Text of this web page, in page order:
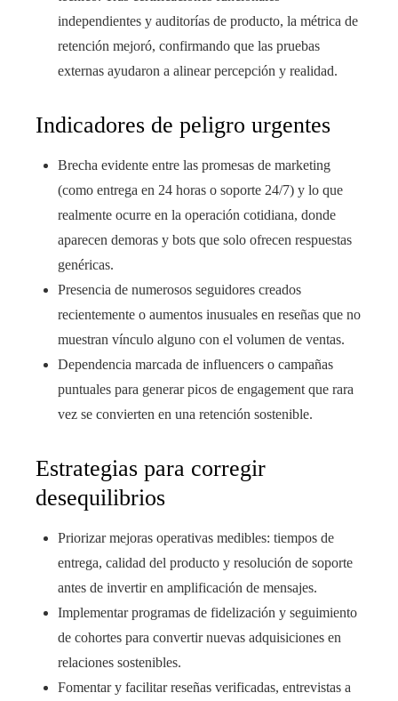
independientes y auditorías de producto, la métrica de
retención mejoró, confirmando que las pruebas
externas ayudaron a alinear percepción y realidad.
Indicadores de peligro urgentes
Brecha evidente entre las promesas de marketing
(como entrega en 24 horas o soporte 24/7) y lo que
realmente ocurre en la operación cotidiana, donde
aparecen demoras y bots que solo ofrecen respuestas
genéricas.
Presencia de numerosos seguidores creados
recientemente o aumentos inusuales en reseñas que no
muestran vínculo alguno con el volumen de ventas.
Dependencia marcada de influencers o campañas
puntuales para generar picos de engagement que rara
vez se convierten en una retención sostenible.
Estrategias para corregir
desequilibrios
Priorizar mejoras operativas medibles: tiempos de
entrega, calidad del producto y resolución de soporte
antes de invertir en amplificación de mensajes.
Implementar programas de fidelización y seguimiento
de cohortes para convertir nuevas adquisiciones en
relaciones sostenibles.
Fomentar y facilitar reseñas verificadas, entrevistas a